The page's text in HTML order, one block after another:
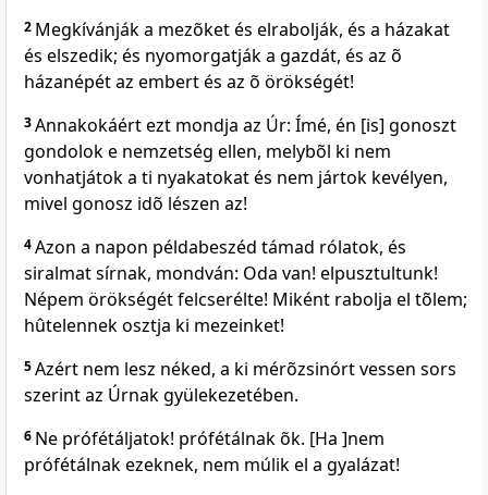
2 Megkívánják a mezõket és elrabolják, és a házakat
és elszedik; és nyomorgatják a gazdát, és az õ
házanépét az embert és az õ örökségét!
3Annakokáért ezt mondja az Úr: Ímé, én [is] gonoszt
gondolok e nemzetség ellen, melybõl ki nem
vonhatjátok a ti nyakatokat és nem jártok kevélyen,
mivel gonosz idõ lészen az!
4Azon a napon példabeszéd támad rólatok, és
siralmat sírnak, mondván: Oda van! elpusztultunk!
Népem örökségét felcserélte! Miként rabolja el tõlem;
hûtelennek osztja ki mezeinket!
5Azért nem lesz néked, a ki mérõzsinórt vessen sors
szerint az Úrnak gyülekezetében.
6 Ne prófétáljatok! prófétálnak õk. [Ha ]nem
prófétálnak ezeknek, nem múlik el a gyalázat!